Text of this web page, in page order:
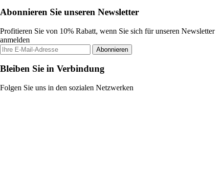
Abonnieren Sie unseren Newsletter
Profitieren Sie von 10% Rabatt, wenn Sie sich für unseren Newsletter
anmelden
Abonnieren
Bleiben Sie in Verbindung
Folgen Sie uns in den sozialen Netzwerken